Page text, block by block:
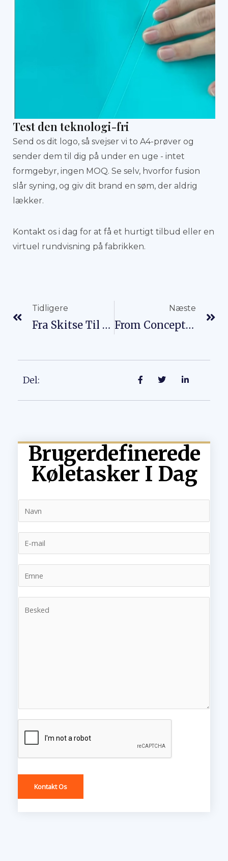
Test den teknologi-fri
Send os dit logo, så svejser vi to A4-prøver og
sender dem til dig på under en uge - intet
formgebyr, ingen MOQ. Se selv, hvorfor fusion
slår syning, og giv dit brand en søm, der aldrig
lækker.
Kontakt os i dag for at få et hurtigt tilbud eller en
virtuel rundvisning på fabrikken.
Tidligere
Fra Skitse Til Brugerdefineret Køletaskeprøve Uden Klistermærkechok
Næste
From Concept To Reality: A Step-By-Step Guide For New Brands To Start Custom Bag Production
Del:
Brugerdefinerede
Køletasker I Dag
Kontakt Os